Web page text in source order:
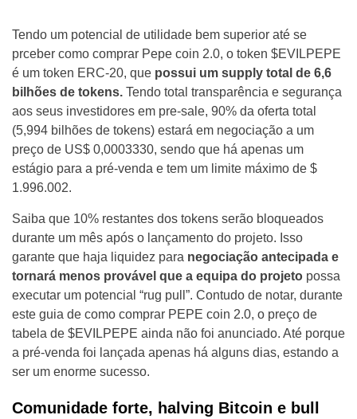
Tendo um potencial de utilidade bem superior até se
prceber como comprar Pepe coin 2.0, o token $EVILPEPE
é um token ERC-20, que possui um supply total de 6,6
bilhões de tokens. Tendo total transparência e segurança
aos seus investidores em pre-sale, 90% da oferta total
(5,994 bilhões de tokens) estará em negociação a um
preço de US$ 0,0003330, sendo que há apenas um
estágio para a pré-venda e tem um limite máximo de $
1.996.002.
Saiba que 10% restantes dos tokens serão bloqueados
durante um mês após o lançamento do projeto. Isso
garante que haja liquidez para negociação antecipada e
tornará menos provável que a equipa do projeto possa
executar um potencial “rug pull”. Contudo de notar, durante
este guia de como comprar PEPE coin 2.0, o preço de
tabela de $EVILPEPE ainda não foi anunciado. Até porque
a pré-venda foi lançada apenas há alguns dias, estando a
ser um enorme sucesso.
Comunidade forte, halving Bitcoin e bull